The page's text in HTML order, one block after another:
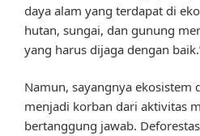
daya alam yang terdapat di
hutan, sungai, dan gunung
yang harus dijaga dengan
Namun, sayangnya ekosistem
menjadi korban dari aktivitas
bertanggung jawab.